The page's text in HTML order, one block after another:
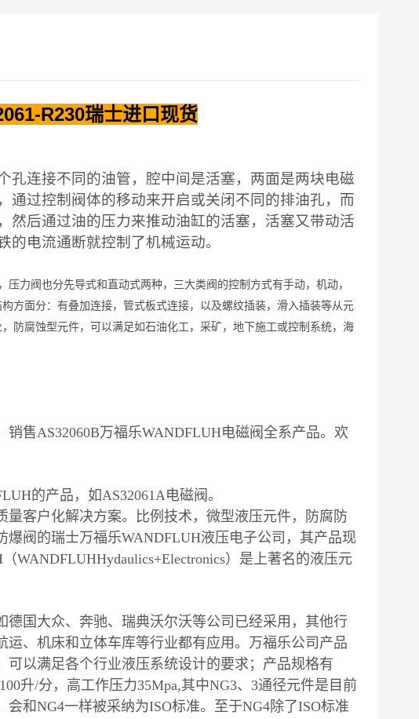
R230瑞士进口现货
孔连接不同的油管，腔中间是活塞，两面是两块电磁
通过控制阀体的移动来开启或关闭不同的排油孔，而
然后通过油的压力来推动油缸的活塞，活塞又带动活
电流通断就控制了机械运动。
力阀也分先导式和直动式两种，三大类阀的控制方式有手动，机动，
方面分：有叠加连接，管式板式连接，以及螺纹插装，滑入插装等从元
防腐蚀型元件，可以满足如石油化工，采矿，地下施工或控制系统，海
售AS32060B万福乐WANDFLUH电磁阀全系产品。欢
的产品，如AS32061A电磁阀。
客户化解决方案。比例技术，微型液压元件，防腐防
阀的瑞士万福乐WANDFLUH液压电子公司，其产品现
WANDFLUHHydaulics+Electronics）是上著名的液压元
国大众、奔驰、瑞典沃尔沃等公司已经采用，其他行
、机床和立体车库等行业都有应用。万福乐公司产品
以满足各个行业液压系统设计的要求；产品规格有
升/分，高工作压力35Mpa,其中NG3、3通径元件是目前
和NG4一样被采纳为ISO标准。至于NG4除了ISO标准